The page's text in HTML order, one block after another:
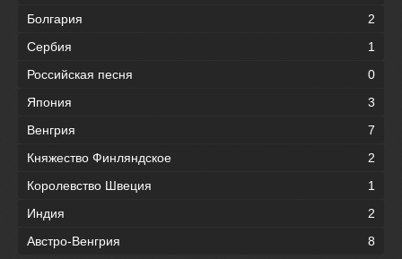
Болгария
2
Сербия
1
Российская песня
0
Япония
3
Венгрия
7
Княжество Финляндское
2
Королевство Швеция
1
Индия
2
Австро-Венгрия
8